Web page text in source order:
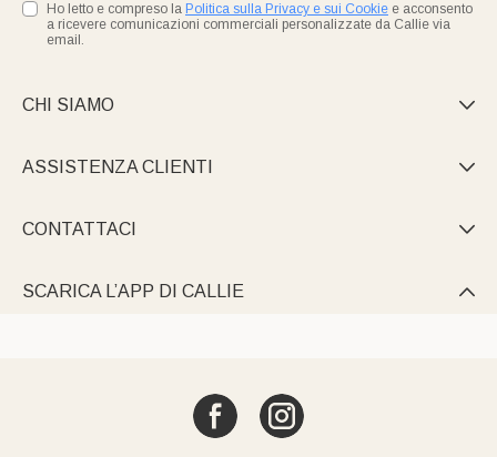
Ho letto e compreso la Politica sulla Privacy e sui Cookie e acconsento
a ricevere comunicazioni commerciali personalizzate da Callie via
email.
CHI SIAMO 
ASSISTENZA CLIENTI 
CONTATTACI 
SCARICA L’APP DI CALLIE 